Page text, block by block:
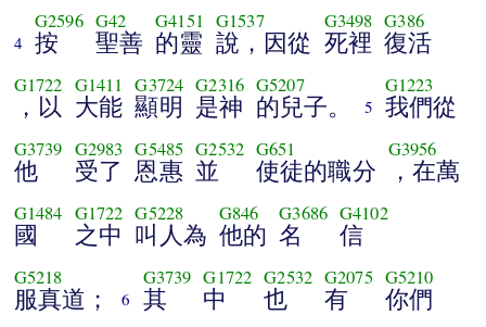
4
G2596
按
G42
聖善
G4151
的靈
G1537
說，因從
G3498
死裡
G386
復活
G1722
，以
G1411
大能
G3724
顯明
G2316
是神
G5207
的兒子。 5
G1223
我們從
G3739
他
G2983
受了
G5485
恩惠
G2532
並
G651
使徒的職分
G3956
，在萬
G1484
國
G1722
之中
G5228
叫人為
G846
他的
G3686
名
G4102
信
G5218
服真道； 6
G3739
其
G1722
中
G2532
也
G2075
有
G5210
你們